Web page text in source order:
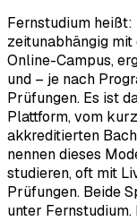
Fernstudium
zeitunabhängig
Online-Campus,
und – je nach
Prüfungen. Es ist
Plattform, vom
akkreditierten
nennen dieses
studieren, oft mit
Prüfungen. Beide
unter